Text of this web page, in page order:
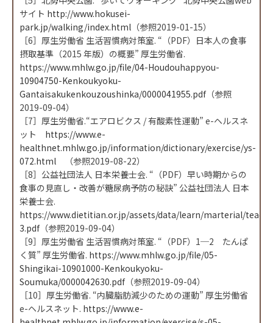
サイト http://www.hokusei-
park.jp/walking/index.html （参照2019-01-15）
［6］厚生労働省 生活習慣病対策室. “（PDF）日本人の食事
摂取基準（2015 年版）の概要” 厚生労働省.
https://www.mhlw.go.jp/file/04-Houdouhappyou-
10904750-Kenkoukyoku-
Gantaisakukenkouzoushinka/0000041955.pdf（参照
2019-09-04）
［7］厚生労働省.“エアロビクス / 有酸素性運動” e-ヘルスネ
ット https://www.e-
healthnet.mhlw.go.jp/information/dictionary/exercise/ys-
072.html （参照2019-08-22）
［8］公益社団法人 日本栄養士会. “（PDF）早い時期からの
食事の見直し・改善が糖尿病予防の秘訣” 公益社団法人 日本
栄養士会.
https://www.dietitian.or.jp/assets/data/learn/marterial/
3.pdf（参照2019-09-04）
［9］厚生労働省 生活習慣病対策室. “（PDF）1─2 たんぱ
く質” 厚生労働省. https://www.mhlw.go.jp/file/05-
Shingikai-10901000-Kenkoukyoku-
Soumuka/0000042630.pdf（参照2019-09-04）
［10］厚生労働省. “内臓脂肪減少のための運動” 厚生労働省
e-ヘルスネット. https://www.e-